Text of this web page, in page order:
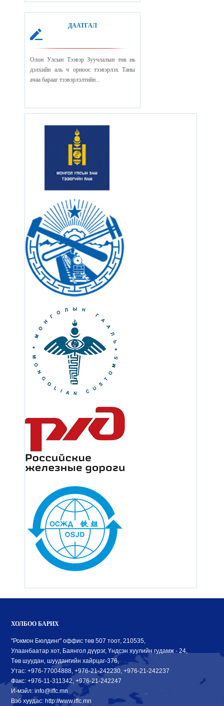
ДААТГАЛ
Олон Улсын Тээвэр Зуучлалын төв нь
дэлхийн аль ч орноос тээвэрлэх Таны
ачаа барааг тээвэрлэлтийн...
ХОЛБОО БАРИХ
"Рокмон Бюлдинг" оффис төв 507 тоот, 210535,
Улаанбаатар хот, Баянгол дүүрэг, Үндсэн хуулийн гудамж - 24,
Төв шуудан, шуудангийн хайрцаг-376,
Утас: +976-77004888, +976-21-242230, +976-21-242237
Факс: +976-11-311342, +976-21-242247
И-мэйл: info@iffc.mn
Вэб хуудас: http://www.iffc.mn